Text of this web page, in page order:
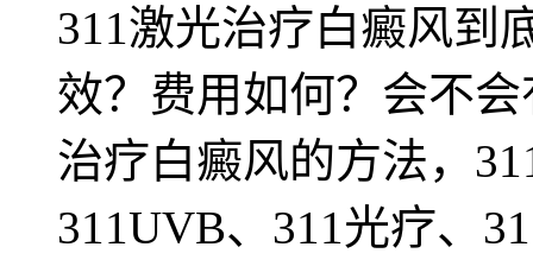
311激光治疗白癜风到
效？费用如何？会不
治疗白癜风的方法，
311UVB、311光疗、